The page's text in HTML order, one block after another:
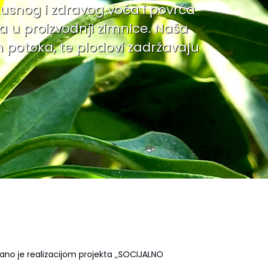
i zdravog voća i povrća
proizvodnji zimnice. Naša
potoka, te plodovi zadržavaju
je realizacijom projekta ‚‚SOCIJALNO